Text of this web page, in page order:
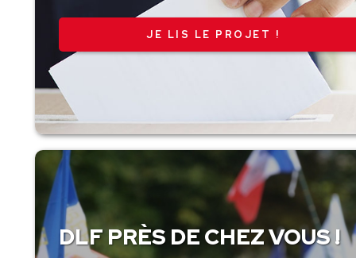
JE LIS LE PROJET !
DLF PRÈS DE CHEZ VOUS !